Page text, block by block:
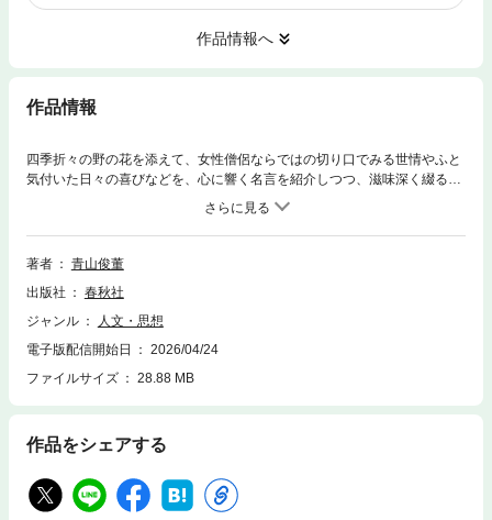
作品情報へ
作品情報
四季折々の野の花を添えて、女性僧侶ならではの切り口でみる世情やふと
気付いた日々の喜びなどを、心に響く名言を紹介しつつ、滋味深く綴る。
著者
青山俊董
出版社
春秋社
ジャンル
人文・思想
電子版配信開始日
2026/04/24
ファイルサイズ
28.88 MB
作品をシェアする